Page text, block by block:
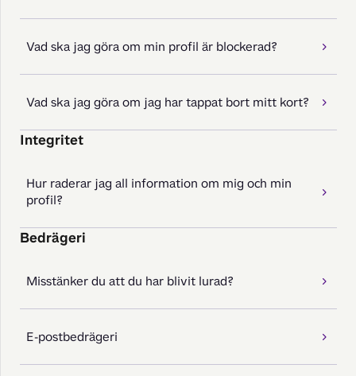
Vad ska jag göra om min profil är blockerad?
Vad ska jag göra om jag har tappat bort mitt kort?
Integritet
Hur raderar jag all information om mig och min
profil?
Bedrägeri
Misstänker du att du har blivit lurad?
E-postbedrägeri